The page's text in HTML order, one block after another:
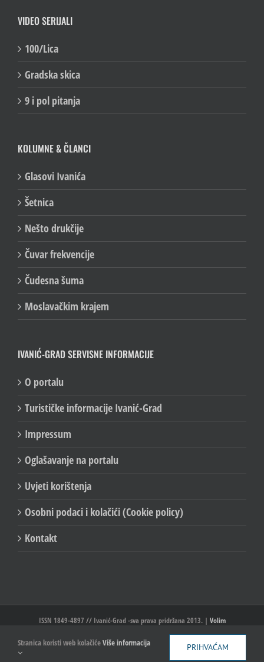
VIDEO SERIJALI
100/Lica
Gradska skica
9 i pol pitanja
KOLUMNE & ČLANCI
Glasovi Ivanića
Šetnica
Nešto drukčije
Čuvar frekvencije
Čudesna šuma
Moslavačkim krajem
IVANIĆ-GRAD SERVISNE INFORMACIJE
O portalu
Turističke informacije Ivanić-Grad
Impressum
Oglašavanje na portalu
Uvjeti korištenja
Osobni podaci i kolačići (Cookie policy)
Kontakt
ISSN 1849-4897 // Ivanić-Grad -sva prava pridržana 2013. | Volim
Email
Stranica koristi web kolačićeViše informacija PRIHVAĆAM